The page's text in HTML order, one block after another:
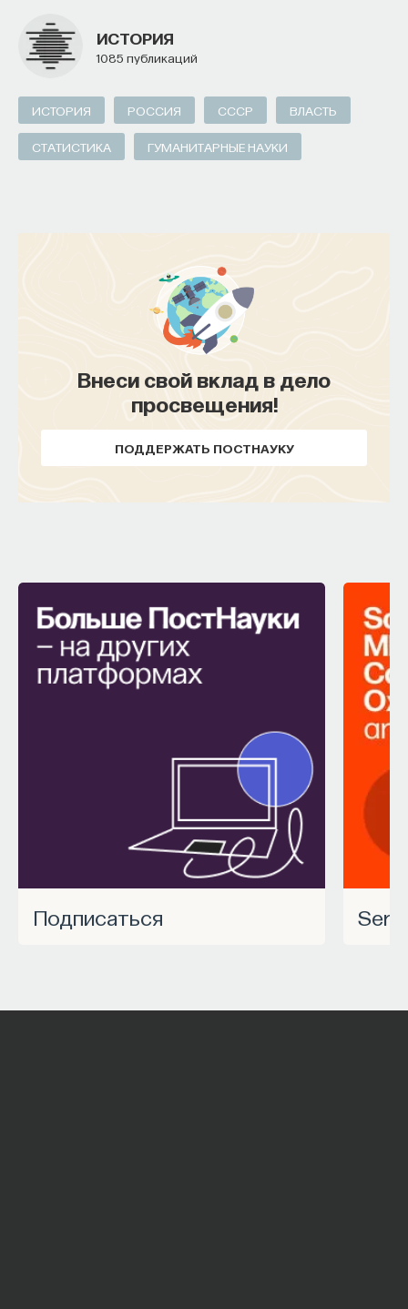
ИСТОРИЯ
1085 публикаций
ИСТОРИЯ РОССИЯ СССР ВЛАСТЬ
СТАТИСТИКА ГУМАНИТАРНЫЕ НАУКИ
Внеси свой вклад в дело
просвещения!
ПОДДЕРЖАТЬ ПОСТНАУКУ
Подписаться
Внеси свой вклад в дело
просвещения!
ПОДДЕРЖАТЬ ПОСТНАУКУ